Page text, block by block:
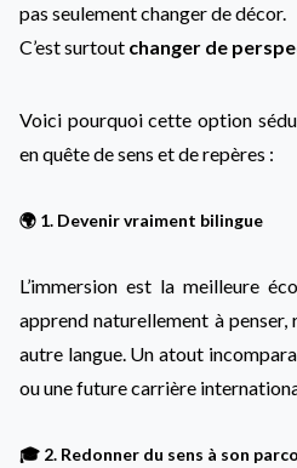
pas seulement changer de décor.
C’est surtout changer de
Voici pourquoi cette option
en quête de sens et de repères :
🌍 1. Devenir vraiment bilingue
L’immersion est la meilleure
apprend naturellement à penser,
autre langue. Un atout
ou une future carrière
🎓 2. Redonner du sens à son